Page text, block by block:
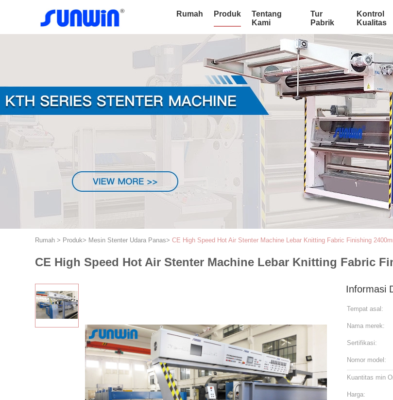
Rumah Produk
Tentang
Kami
Tur
Pabrik
Kontrol
Kualitas
Rumah > Produk> Mesin Stenter Udara Panas> CE High Speed ​​Hot Air Stenter Machine Lebar Knitting Fabric Finishing
CE High Speed ​​Hot Air Stenter Machine Lebar Knitting Fabric
Informasi
Tempat asal:
Nama merek:
Sertifikasi:
Nomor model:
Kuantitas min
Harga: